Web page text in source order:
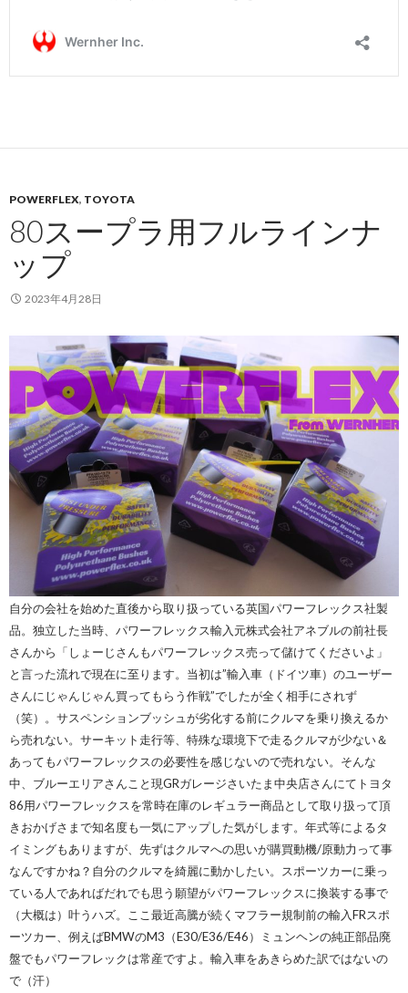
POWERFLEX, TOYOTA
80スープラ用フルラインナ
ップ
2023年4月28日
自分の会社を始めた直後から取り扱っている英国パワーフレックス社製
品。独立した当時、パワーフレックス輸入元株式会社アネブルの前社長
さんから「しょーじさんもパワーフレックス売って儲けてくださいよ」
と言った流れで現在に至ります。当初は”輸入車（ドイツ車）のユーザー
さんにじゃんじゃん買ってもらう作戦”でしたが全く相手にされず
（笑）。サスペンションブッシュが劣化する前にクルマを乗り換えるか
ら売れない。サーキット走行等、特殊な環境下で走るクルマが少ない＆
あってもパワーフレックスの必要性を感じないので売れない。そんな
中、ブルーエリアさんこと現GRガレージさいたま中央店さんにてトヨタ
86用パワーフレックスを常時在庫のレギュラー商品として取り扱って頂
きおかげさまで知名度も一気にアップした気がします。年式等によるタ
イミングもありますが、先ずはクルマへの思いが購買動機/原動力って事
なんですかね？自分のクルマを綺麗に動かしたい。スポーツカーに乗っ
ている人であればだれでも思う願望がパワーフレックスに換装する事で
（大概は）叶うハズ。ここ最近高騰が続くマフラー規制前の輸入FRスポ
ーツカー、例えばBMWのM3（E30/E36/E46）ミュンヘンの純正部品廃
盤でもパワーフレックは常産ですよ。輸入車をあきらめた訳ではないの
で（汗）